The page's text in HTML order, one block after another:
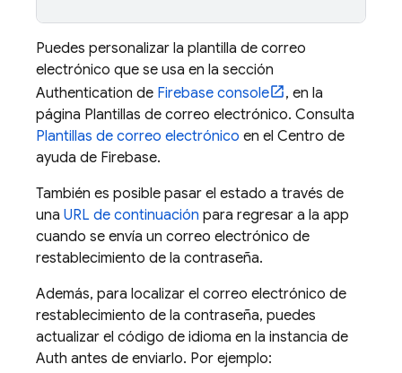
Puedes personalizar la plantilla de correo
electrónico que se usa en la sección
Authentication de Firebase console
, en la
página Plantillas de correo electrónico. Consulta
Plantillas de correo electrónico en el Centro de
ayuda de Firebase.
También es posible pasar el estado a través de
una URL de continuación para regresar a la app
cuando se envía un correo electrónico de
restablecimiento de la contraseña.
Además, para localizar el correo electrónico de
restablecimiento de la contraseña, puedes
actualizar el código de idioma en la instancia de
Auth antes de enviarlo. Por ejemplo: